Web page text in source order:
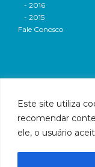
Este site utiliza
recomendar
ele, o usuário
- 2016
- 2015
Fale Conosco
©